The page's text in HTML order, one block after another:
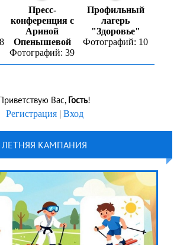
Пресс-
конференция с
Ариной
Опенышевой
Фотографий: 39
Профильный
лагерь
"Здоровье"
Фотографий: 10
Вас, Гость!
Регистрация| Вход
ЛЕТНЯЯ КАМПАНИЯ